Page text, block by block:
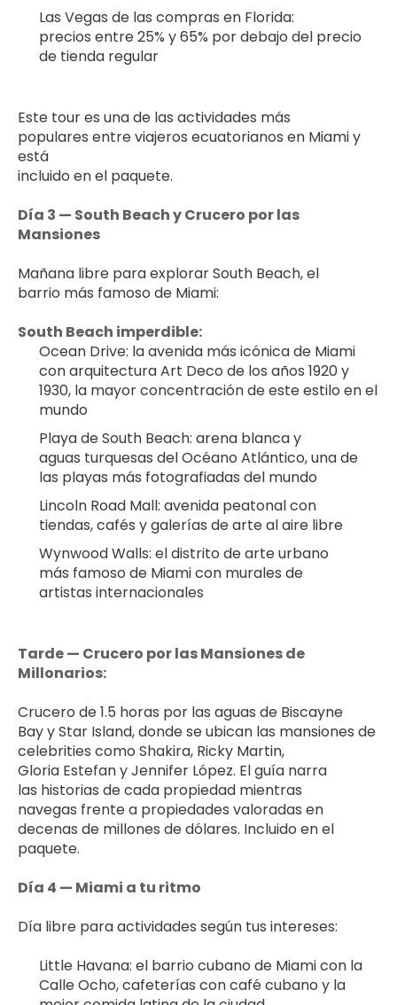
Las Vegas de las compras en Florida:
precios entre 25% y 65% por debajo del precio
de tienda regular
Este tour es una de las actividades más
populares entre viajeros ecuatorianos en Miami y
está
incluido en el paquete.
Día 3 — South Beach y Crucero por las
Mansiones
Mañana libre para explorar South Beach, el
barrio más famoso de Miami:
South Beach imperdible:
Ocean Drive: la avenida más icónica de Miami
con arquitectura Art Deco de los años 1920 y
1930, la mayor concentración de este estilo en el
mundo
Playa de South Beach: arena blanca y
aguas turquesas del Océano Atlántico, una de
las playas más fotografiadas del mundo
Lincoln Road Mall: avenida peatonal con
tiendas, cafés y galerías de arte al aire libre
Wynwood Walls: el distrito de arte urbano
más famoso de Miami con murales de
artistas internacionales
Tarde — Crucero por las Mansiones de
Millonarios:
Crucero de 1.5 horas por las aguas de Biscayne
Bay y Star Island, donde se ubican las mansiones de
celebrities como Shakira, Ricky Martin,
Gloria Estefan y Jennifer López. El guía narra
las historias de cada propiedad mientras
navegas frente a propiedades valoradas en
decenas de millones de dólares. Incluido en el
paquete.
Día 4 — Miami a tu ritmo
Día libre para actividades según tus intereses:
Little Havana: el barrio cubano de Miami con la
Calle Ocho, cafeterías con café cubano y la